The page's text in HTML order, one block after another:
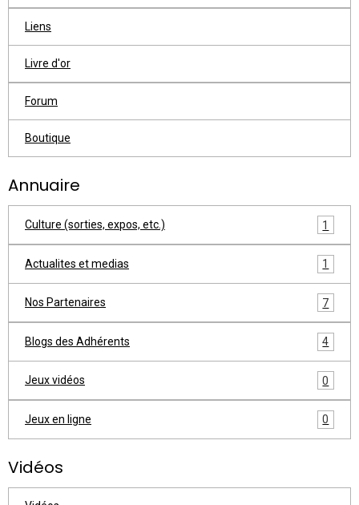
Liens
Livre d'or
Forum
Boutique
Annuaire
Culture (sorties, expos, etc.) 1
Actualites et medias 1
Nos Partenaires 7
Blogs des Adhérents 4
Jeux vidéos 0
Jeux en ligne 0
Vidéos